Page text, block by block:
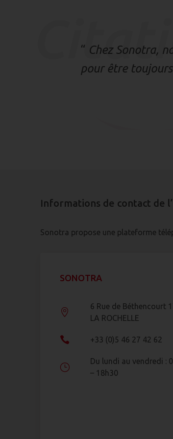
“ Chez Sonotra,
pour être
Informations de contact de
Sonotra propose une plateforme
SONOTRA

6 Rue de Béthencourt
LA ROCHELLE
 +33 (0)5 46 27 42 62
}
Du lundi au vendredi :
– 18h30